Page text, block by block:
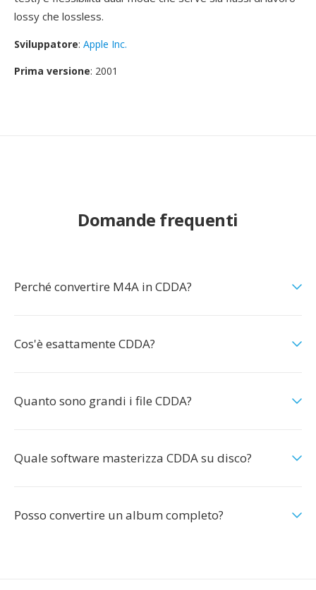
lossy che lossless.
Sviluppatore: Apple Inc.
Prima versione: 2001
Domande frequenti
Perché convertire M4A in CDDA?
Cos'è esattamente CDDA?
Quanto sono grandi i file CDDA?
Quale software masterizza CDDA su disco?
Posso convertire un album completo?